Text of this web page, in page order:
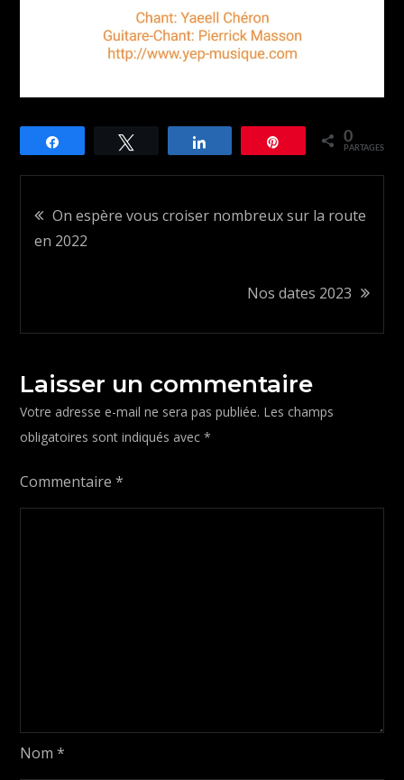
Épingle 0
PARTAGES
Navigation
de
On espère vous croiser nombreux sur la route
en 2022
Nos dates 2023
Laisser un commentaire
Votre adresse e-mail ne sera pas publiée. Les champs
obligatoires sont indiqués avec*
Commentaire*
Nom*